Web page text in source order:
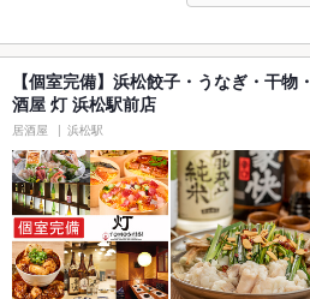
【個室完備】浜松餃子・うなぎ・干
酒屋 灯 浜松駅前店
居酒屋 浜松駅